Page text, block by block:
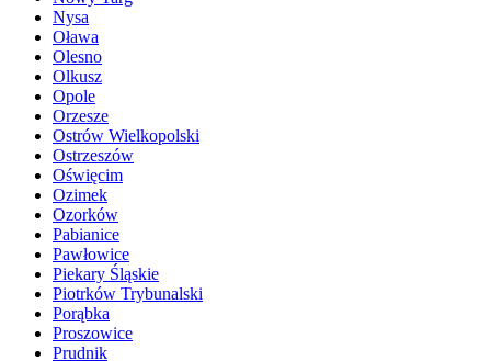
Nysa
Oława
Olesno
Olkusz
Opole
Orzesze
Ostrów Wielkopolski
Ostrzeszów
Oświęcim
Ozimek
Ozorków
Pabianice
Pawłowice
Piekary Śląskie
Piotrków Trybunalski
Porąbka
Proszowice
Prudnik